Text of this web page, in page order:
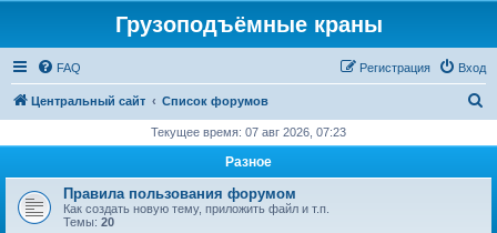
Грузоподъёмные краны
FAQ Вход
Регистрация
Центральный сайт Список форумов
с
Текущее время: 07 авг 2026, 07:23
Разное
Правила пользования форумом
Как создать новую тему, приложить файл и т.п.
Темы: 20